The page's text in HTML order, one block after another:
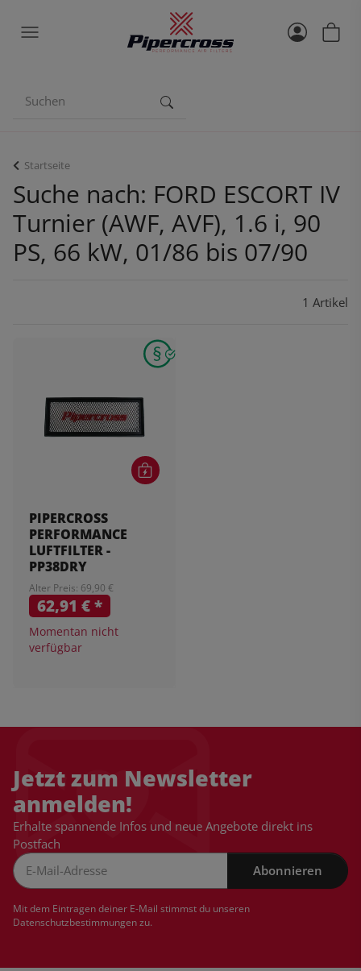
Startseite
Suche nach: FORD ESCORT IV
Turnier (AWF, AVF), 1.6 i, 90
PS, 66 kW, 01/86 bis 07/90
1 Artikel
PIPERCROSS
PERFORMANCE
LUFTFILTER -
PP38DRY
Alter Preis: 69,90 €
62,91 €*
Momentan nicht
verfügbar
Jetzt zum Newsletter
anmelden!
Erhalte spannende Infos und neue Angebote direkt ins
Postfach
Abonnieren
Mit dem Eintragen deiner E-Mail stimmst du unseren
Datenschutzbestimmungenzu.